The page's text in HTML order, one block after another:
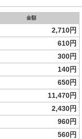
金額
2,710円
610円
300円
140円
650円
11,470円
2,430円
960円
560円